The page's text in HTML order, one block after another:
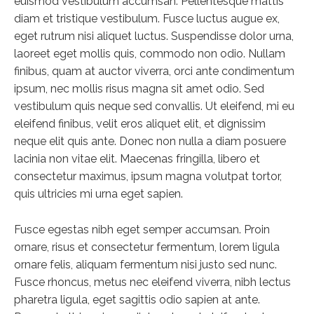
diam et tristique vestibulum. Fusce luctus augue ex,
eget rutrum nisi aliquet luctus. Suspendisse dolor urna,
laoreet eget mollis quis, commodo non odio. Nullam
finibus, quam at auctor viverra, orci ante condimentum
ipsum, nec mollis risus magna sit amet odio. Sed
vestibulum quis neque sed convallis. Ut eleifend, mi eu
eleifend finibus, velit eros aliquet elit, et dignissim
neque elit quis ante. Donec non nulla a diam posuere
lacinia non vitae elit. Maecenas fringilla, libero et
consectetur maximus, ipsum magna volutpat tortor,
quis ultricies mi urna eget sapien.
Fusce egestas nibh eget semper accumsan. Proin
ornare, risus et consectetur fermentum, lorem ligula
ornare felis, aliquam fermentum nisi justo sed nunc.
Fusce rhoncus, metus nec eleifend viverra, nibh lectus
pharetra ligula, eget sagittis odio sapien at ante.